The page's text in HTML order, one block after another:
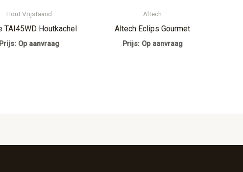
Hout Vrijstaand
TAI45WD Houtkachel
Prijs: Op aanvraag
Altech
Altech Eclips Gourmet
Prijs: Op aanvraag